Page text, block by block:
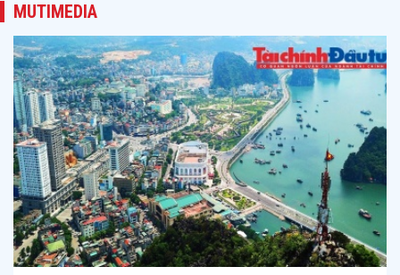
MUTIMEDIA